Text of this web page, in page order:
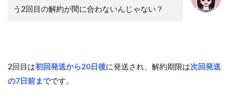
う2回目の解約が間に合わないんじゃない？
2回目は初回発送から20日後に発送され、解約期限は次回発送
の7日前までです。